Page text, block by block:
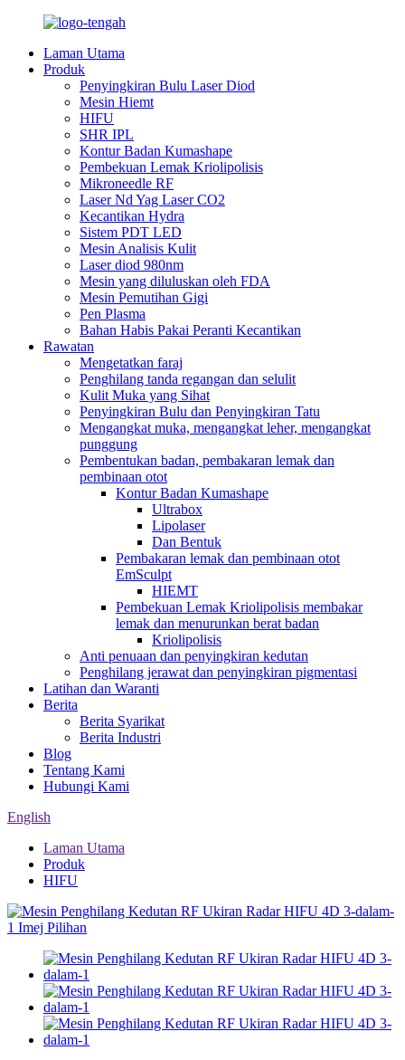
Laman Utama
Produk
Penyingkiran Bulu Laser Diod
Mesin Hiemt
HIFU
SHR IPL
Kontur Badan Kumashape
Pembekuan Lemak Kriolipolisis
Mikroneedle RF
Laser Nd Yag Laser CO2
Kecantikan Hydra
Sistem PDT LED
Mesin Analisis Kulit
Laser diod 980nm
Mesin yang diluluskan oleh FDA
Mesin Pemutihan Gigi
Pen Plasma
Bahan Habis Pakai Peranti Kecantikan
Rawatan
Mengetatkan faraj
Penghilang tanda regangan dan selulit
Kulit Muka yang Sihat
Penyingkiran Bulu dan Penyingkiran Tatu
Mengangkat muka, mengangkat leher, mengangkat
punggung
Pembentukan badan, pembakaran lemak dan
pembinaan otot
Kontur Badan Kumashape
Ultrabox
Lipolaser
Dan Bentuk
Pembakaran lemak dan pembinaan otot
EmSculpt
HIEMT
Pembekuan Lemak Kriolipolisis membakar
lemak dan menurunkan berat badan
Kriolipolisis
Anti penuaan dan penyingkiran kedutan
Penghilang jerawat dan penyingkiran pigmentasi
Latihan dan Waranti
Berita
Berita Syarikat
Berita Industri
Blog
Tentang Kami
Hubungi Kami
English
Laman Utama
Produk
HIFU